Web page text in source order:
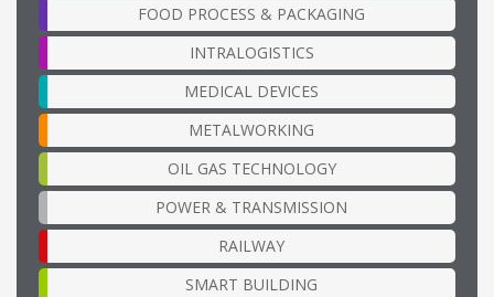
FOOD PROCESS & PACKAGING
INTRALOGISTICS
MEDICAL DEVICES
METALWORKING
OIL GAS TECHNOLOGY
POWER & TRANSMISSION
RAILWAY
SMART BUILDING